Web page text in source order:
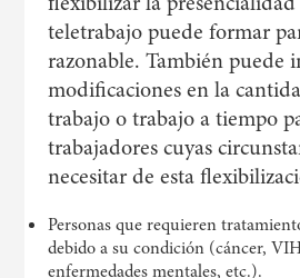
teletrabajo puede formar
razonable. También puede
modificaciones en la
trabajo o trabajo a tiempo
trabajadores cuyas
necesitar de esta
Personas que requieren
debido a su condición (cáncer,
enfermedades mentales, etc.).